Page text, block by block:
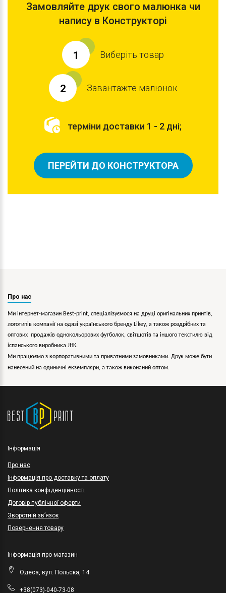
Замовляйте друк свого малюнка чи
напису в Конструкторі
1 Виберіть товар
2 Завантажте малюнок
терміни доставки 1 - 2 дні;
ПЕРЕЙТИ ДО КОНСТРУКТОРА
Про нас
Ми інтернет-магазин Best-print, спеціалізуємося на друці оригінальних принтів,
логотипів компанії на одязі українського бренду Likey, а також роздрібних та
оптових продажів однокольорових футболок, світшотів та іншого текстилю від
іспанського виробника JHK.
Ми працюємо з корпоративними та приватними замовниками. Друк може бути
нанесений на одиничні екземпляри, а також виконаний оптом.
Інформація
Про нас
Інформація про доставку та оплату
Політика конфіденційності
Договір публічної оферти
Зворотній зв’язок
Повернення товару
Інформація про магазин
Одеса, вул. Польска, 14
+38(073)-040-73-08